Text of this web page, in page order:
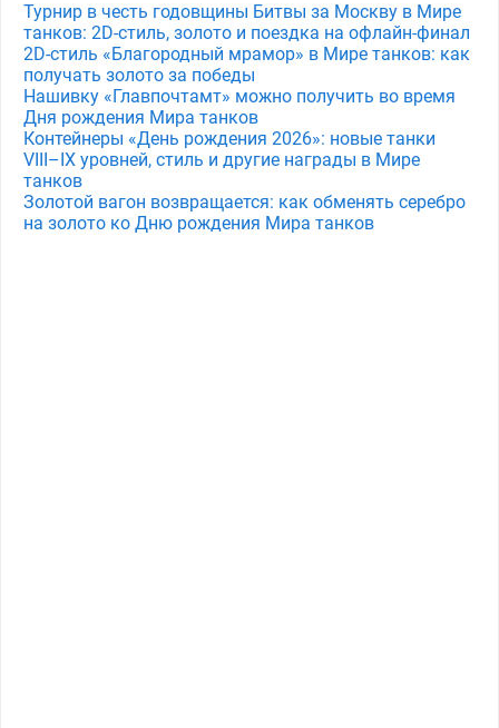
Турнир в честь годовщины Битвы за Москву в Мире
танков: 2D-стиль, золото и поездка на офлайн-финал
2D-стиль «Благородный мрамор» в Мире танков: как
получать золото за победы
Нашивку «Главпочтамт» можно получить во время
Дня рождения Мира танков
Контейнеры «День рождения 2026»: новые танки
VIII–IX уровней, стиль и другие награды в Мире
танков
Золотой вагон возвращается: как обменять серебро
на золото ко Дню рождения Мира танков